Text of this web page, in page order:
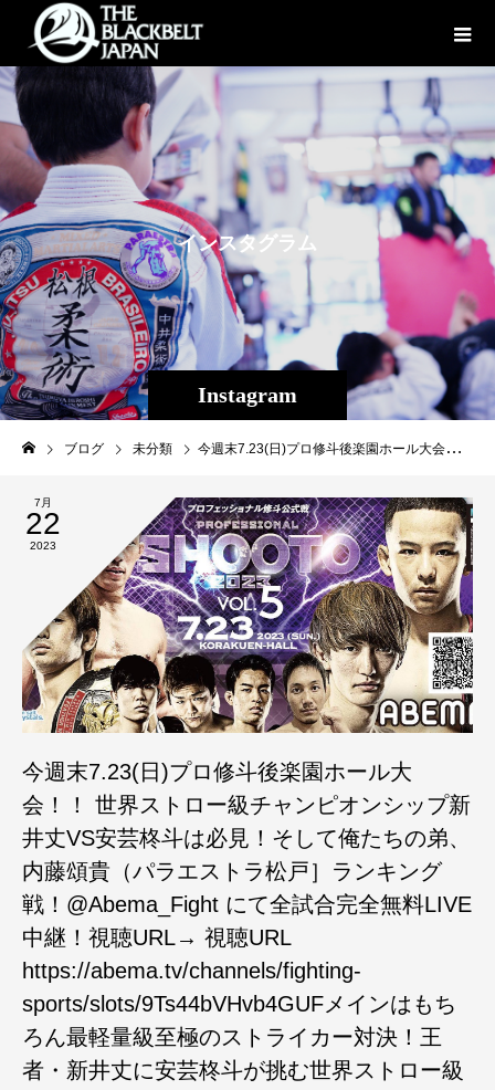
Instagram
インスタグラ ム
ブログ 未分類 今週末7.23(日)プロ修斗後楽園ホール大会！！ 世界ストロー級チャンピオンシップ新井丈VS安芸柊斗は必見！そして俺たちの弟、内藤頌貴（パラエストラ松戸］ランキング戦！@Abema_Fight にて全試合完全無料LIVE中継！視聴URL→ 視聴URL https://abema.tv/channels/fighting-sports/slots/9Ts44bVHvb4GUFメインはもちろん最軽量級至極のストライカー対決！王者・新井丈に安芸柊斗が挑む世界ストロー級チャンピオンシップ！セミには7年振りに帰還する竹中大地vs“ゾンビ”藤井伸樹の新旧環太平洋王者対決にフライ級トップランカーによるサバイバルマッチ等、真夏の後楽園ホールを熱くする全12試合が並ぶ！いよいよ今週末に開催が迫った7.23プロ修斗公式戦・後楽園ホール大会の試合順が決定した。メインはもちろん世界ストロー級王者・新井丈（和術慧舟會HEARTS）vs挑戦者・安芸柊斗（MMAZジム）の一戦。最後に立っているのは“成り上がりのはダークヒーロー”新井か？“親子鷹”安芸か？最軽量級ながらKOパンチを持つ至極のストライカー二人によるチャンピオンシップにご期待ください。そして現在UFCで活躍する平良達郎の王座返上で空位となったフライ級世界王座。ランキング1位の山内渉（FIGHTFARM）と3位のヤックル真吾（T-REX柔術アカデミー）、2位の関口祐冬（修斗GYM東京）と5位の内藤頌貴（パラエストラ松戸）がそれぞれ激突！トップランカー4名による“見えないトーナメント”を制するのは一体誰なのか？生き残りを賭けた男達の熱い闘いをお見逃しなく！［メインイベント・第10試合］世界ストロー級チャンピオンシップ5分5R新井丈（王者・初防衛戦／和術慧舟會HEARTS）vs安芸柊斗（挑戦者・同級1位／MMAZジム）［セミファイナル・第9試合］バンタム級5分3R藤井伸樹（同級環太平洋王者／ALLIANCE）vs竹中大地（パラエストラ和泉）※元同級環太平洋王者［第8試合］フライ級5分3R山内渉（同級世界１位／FIGHT FARM）vsヤックル真吾（同級世界3位／T-REX柔術アカデミー）［第7試合］フライ級5分3R関口祐冬（同級世界2位／修斗GYM東京）vs内藤頌貴（同級世界5位／パラエストラ松戸）［第6試合］バンタム級5分3R加藤ケンジ（同級世界10位／K.O.SHOOTO GYM）vsスソン（KRAZY BEE）［第5試合］フェザー級5分2R結城大樹（同級世界3位／マスタージャパン福岡）vsオーディン（格闘DREAMERS）［第4試合］epsomsalt seacrystals Presents インフィニティリーグ2023 女子ストロー級5分2R藤野恵実（リーグ初戦／トライフォース赤坂）vsエンゼル☆志穂（リーグ戦勝ち点0／GSB多治見）［第3試合］epsomsalt seacrystals Presents インフィニティリーグ2023 女子ストロー級5分2R宝珠山桃花（リーグ戦勝ち点4／赤崎道場A-SPIRIT）vs吉成はるか（リーグ戦勝ち点0／シューティング宇留野道場）［第2試合］epsomsalt seacrystals Presents インフィニティリーグ2023 フェザー級5分2R浜松ヤマト（リーグ戦勝ち点4／T・GRIP TOKYO）vs磯部鉄心（リーグ戦勝ち点0／パラエストラ松戸）［第1試合］epsomsalt seacrystals Presents インフィニティリーグ2023 フェザー級5分2R上原平（リーグ戦勝ち点2／リバーサルジム横浜グランドスラム）vsCHAN-龍（リーグ戦勝ち点0／MMAZジム）※2022年度同級新人王&MVP◇大会概要［大会名］プロフェッショナル修斗公式戦 PROFESSIONAL SHOOTO 2023 Vol.5［日時］2023年7月23日（日）［開場］17:00［開始］18:00 ※17:30よりオープニングファイトを実施［会場］後楽園ホール 東京都文京区後楽1-3-61-5F JR「水道橋駅」より徒歩3分［協力］一般社団法人日本修斗協会［認定］インターナショナル修斗コミッション［主催］株式会社サステイン［チケット料金］VIP 18,000円／RS 12,000円／SS 10,000円／S 7,000円／A 6,000円※全席指定、全て税込み価格。※当日は500円増し。※小学生以上はチケットが必要。［チケット発売日］6月3日（土）［チケット販売所］イープラス https://eplus.jp/shooto/（パソコン&スマートフォン）https://eplus.jp/qa/修斗BASE オンラインショップ https://proshooto.official.ec/［お問い合せ］株式会社 サステイン 03-3788-3042#shooto0723 #ABEMA#修斗
7月
22
2023
今週末7.23(日)プロ修斗後楽園ホール大
会！！ 世界ストロー級チャンピオンシップ新
井丈VS安芸柊斗は必見！そして俺たちの弟、
内藤頌貴（パラエストラ松戸］ランキング
戦！@Abema_Fight にて全試合完全無料LIVE
中継！視聴URL→ 視聴URL
https://abema.tv/channels/fighting-
sports/slots/9Ts44bVHvb4GUFメインはもち
ろん最軽量級至極のストライカー対決！王
者・新井丈に安芸柊斗が挑む世界ストロー級